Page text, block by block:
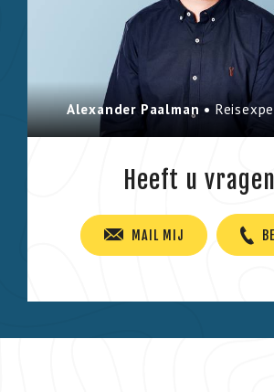
Alexander Paalman •
Heeft u
MAIL MIJ